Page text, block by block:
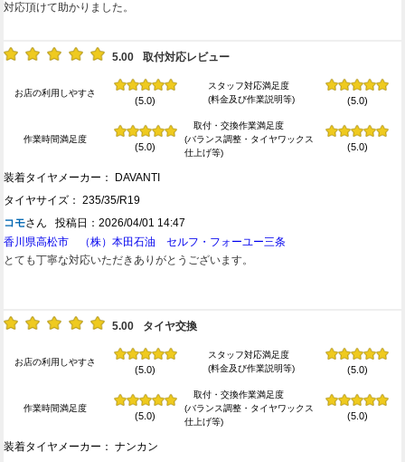
対応頂けて助かりました。
5.00 取付対応レビュー
お店の利用しやすさ
(5.0)
スタッフ対応満足度
(料金及び作業説明等)
(5.0)
作業時間満足度
(5.0)
取付・交換作業満足度
(バランス調整・タイヤワックス
仕上げ等)
(5.0)
装着タイヤメーカー： DAVANTI
タイヤサイズ： 235/35/R19
コモさん 投稿日：2026/04/01 14:47
香川県高松市 （株）本田石油 セルフ・フォーユー三条
とても丁寧な対応いただきありがとうございます。
5.00 タイヤ交換
お店の利用しやすさ
(5.0)
スタッフ対応満足度
(料金及び作業説明等)
(5.0)
作業時間満足度
(5.0)
取付・交換作業満足度
(バランス調整・タイヤワックス
仕上げ等)
(5.0)
装着タイヤメーカー： ナンカン